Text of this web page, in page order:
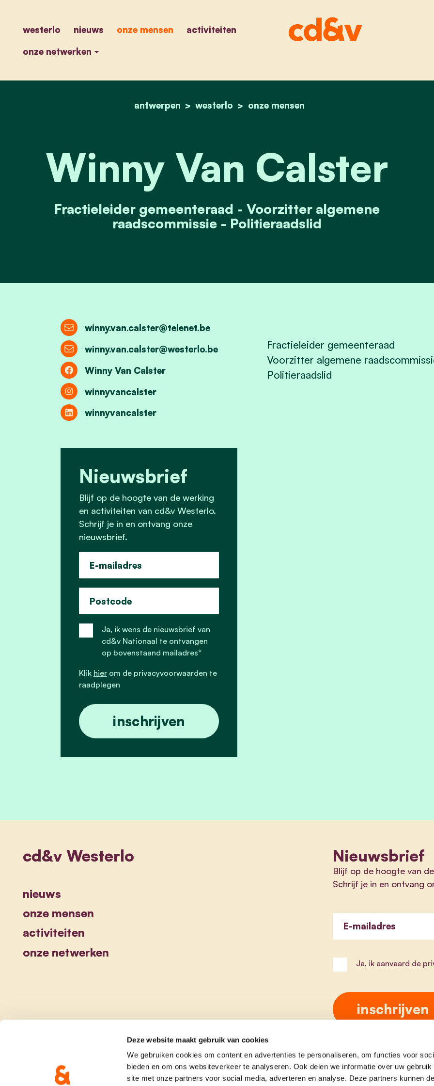
Deze website maakt gebruik van cookies
We gebruiken cookies om content en advertenties te personaliseren, om functies voor
bieden en om ons websiteverkeer te analyseren. Ook delen we informatie over uw gebruik
site met onze partners voor social media, adverteren en analyse. Deze partners kunnen
westerlo nieuws onze mensen
activiteiten
onze netwerken
home
antwerpen westerlo onze mensen
winny van calster
Winny Van Calster
Fractieleider gemeenteraad - Voorzitter algemene
raadscommissie - Politieraadslid
Fractieleider gemeenteraad
Voorzitter algemene
Politieraadslid
winny.van.calster@telenet.be
winny.van.calster@westerlo.be
Winny Van Calster
winnyvancalster
winnyvancalster
Nieuwsbrief
Blijf op de hoogte van de werking
en activiteiten van cd&v Westerlo.
Schrijf je in en ontvang onze
nieuwsbrief.
E-mailadres
Postcode
Ja, ik wens de nieuwsbrief van
cd&v Nationaal te ontvangen
op bovenstaand mailadres*
Klik hierom de privacyvoorwaarden te
raadplegen
cd&v Westerlo
nieuws
onze mensen
activiteiten
onze netwerken
Nieuwsbrief
Blijf op de hoogte van
Schrijf je in en ontvang
E-mailadres
Ja, ik aanvaard de